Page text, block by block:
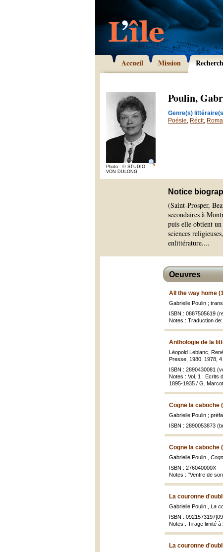
Accueil Mission
Photo : © STUDIO
VON DULONG
Poulin,
Genre(s)
Poésie, Récit,
Notice
(Saint-Prosper,
secondaires à
puis elle obtient
sciences
enlittérature....
Oeuvres
All the way home
Gabrielle Poulin ;
ISBN : 0887505619
Notes : Traduction
Anthologie de la
Léopold Leblanc,
Presse, 1980, 1978, 4
ISBN : 2890430081
Notes : Vol. 1 : Ecrits
1895-1935 / G.
Cogne la caboche
Gabrielle Poulin ;
ISBN : 2890053873
Cogne la caboche
Gabrielle Poulin.,
ISBN : 276040000X
Notes : "Ventre de
La couronne
Gabrielle Poulin., La
ISBN :
Notes : Tirage limité à
La couronne